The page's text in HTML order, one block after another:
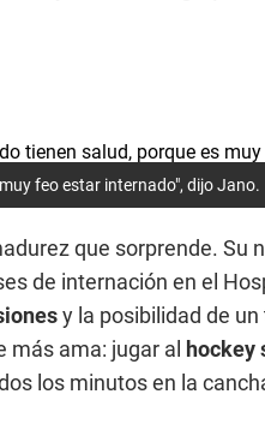
feo estar internado", dijo Jano.
que sorprende. Su
de internación en el
y la posibilidad de
más ama: jugar al hockey
los minutos en la